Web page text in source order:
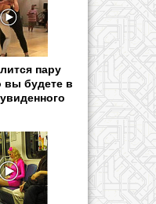
пару
вы будете в